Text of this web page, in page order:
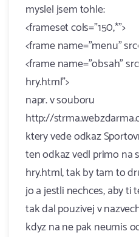
myslel jsem tohle:
<frameset cols="150,*">
<frame name="menu"
<frame name="obsah"
hry.html">
napr. v souboru
http://
ktery vede odkaz
ten odkaz vedl primo na
hry.html, tak by tam to
jo a jestli nechces, aby ti
tak dal pouzivej v
kdyz na ne pak neumis